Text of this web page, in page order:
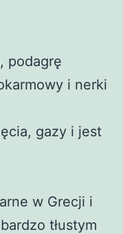
podagrę
i nerki
gazy i jest
w Grecji i
tłustym